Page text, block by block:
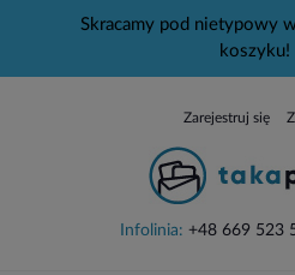
Skracamy pod nietypowy
koszyku!
Zarejestruj się
Infolinia: +48 669 523